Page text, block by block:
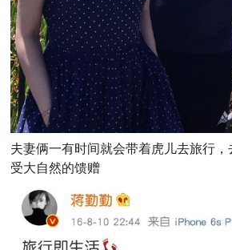
夫妻俩一有时间就会带着虎儿去旅行
受大自然的馈赠